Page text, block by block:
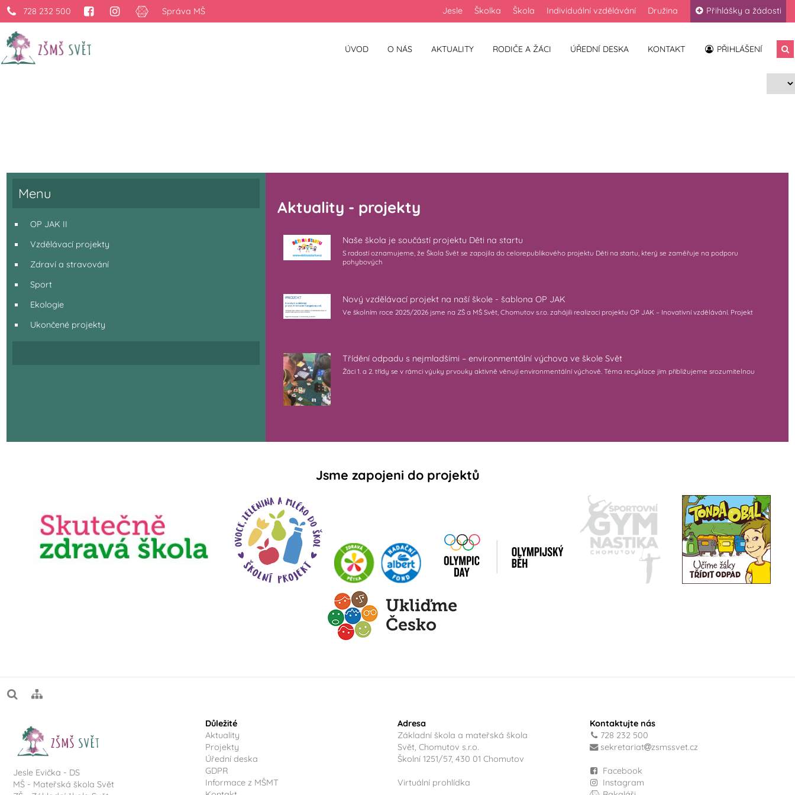
ÚVOD O NÁS AKTUALITY RODIČE A ŽÁCI ÚŘEDNÍ DESKA KONTAKT PŘIHLÁŠENÍ
728 232 500 Správa MŠ Jesle Školka Škola Individuální vzdělávání Družina Přihlášky a žádosti
Menu
OP JAK II
Vzdělávací projekty
Zdraví a stravování
Sport
Ekologie
Ukončené projekty
Aktuality - projekty
Naše škola je součástí projektu Děti na startu
S radostí oznamujeme, že Škola Svět se zapojila do celorepublikového projektu Děti na startu, který se zaměřuje na podporu
pohybových
Nový vzdělávací projekt na naší škole - šablona OP JAK
Ve školním roce 2025/2026 jsme na ZŠ a MŠ Svět, Chomutov s.r.o. zahájili realizaci projektu OP JAK – Inovativní vzdělávání. Projekt
Třídění odpadu s nejmladšími – environmentální výchova ve škole Svět
Žáci 1. a 2. třídy se v rámci výuky prvouky aktivně věnují environmentální výchově. Téma recyklace jim přibližujeme srozumitelnou
Jsme zapojeni do projektů
Jesle Evička - DS
MŠ - Mateřská škola Svět
Důležité
Aktuality
Projekty
Úřední deska
GDPR
Informace z MŠMT
Adresa
Základní škola a mateřská škola
Svět, Chomutov s.r.o.
Školní 1251/57, 430 01 Chomutov
Virtuální prohlídka
Kontaktujte nás
728 232 500
sekretariat
zsmssvet.cz
Facebook
Instagram